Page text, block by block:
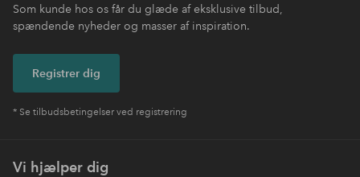
Som kunde hos os får du glæde af eksklusive tilbud,
spændende nyheder og masser af inspiration.
Registrer dig
* Se tilbudsbetingelser ved registrering
Vi hjælper dig